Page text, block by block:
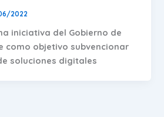
2022
iniciativa del Gobierno de
como objetivo subvencionar
soluciones digitales